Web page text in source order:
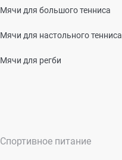
Мячи для большого тенниса
Мячи для настольного тенниса
Мячи для регби
Спортивное питание